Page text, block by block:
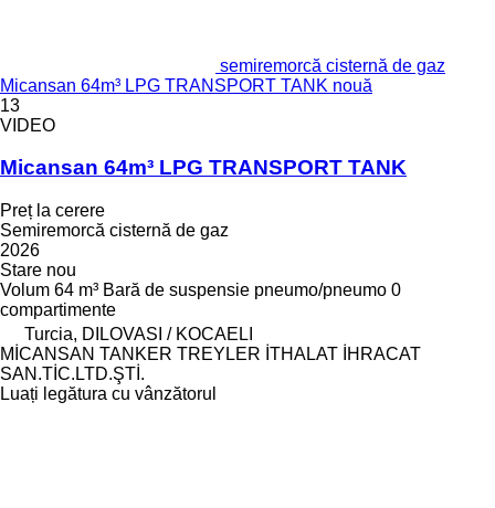
semiremorcă cisternă de gaz
Micansan 64m³ LPG TRANSPORT TANK nouă
13
VIDEO
Micansan 64m³ LPG TRANSPORT TANK
Preț la cerere
Semiremorcă cisternă de gaz
2026
Stare nou
Volum 64 m³ Bară de suspensie pneumo/pneumo 0
compartimente
Turcia, DILOVASI / KOCAELI
MİCANSAN TANKER TREYLER İTHALAT İHRACAT
SAN.TİC.LTD.ŞTİ.
Luați legătura cu vânzătorul